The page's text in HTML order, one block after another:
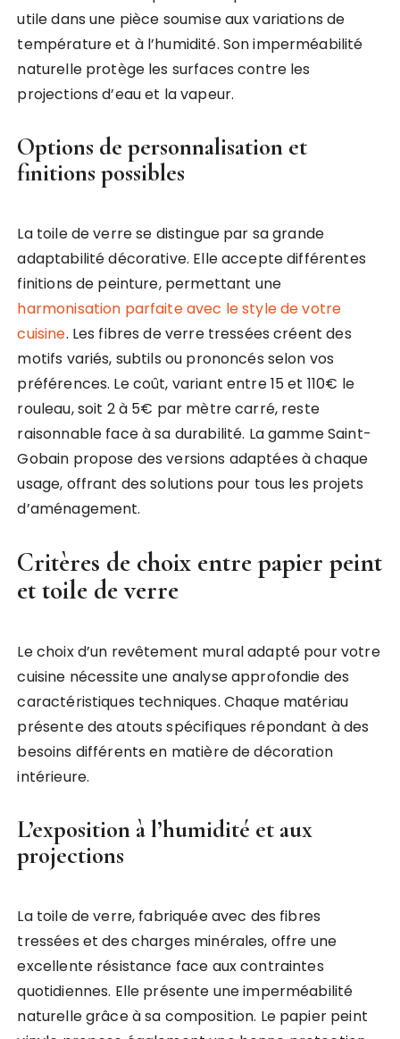
utile dans une pièce soumise aux variations de
température et à l’humidité. Son imperméabilité
naturelle protège les surfaces contre les
projections d’eau et la vapeur.
Options de personnalisation et
finitions possibles
La toile de verre se distingue par sa grande
adaptabilité décorative. Elle accepte différentes
finitions de peinture, permettant une
harmonisation parfaite avec le style de votre
cuisine. Les fibres de verre tressées créent des
motifs variés, subtils ou prononcés selon vos
préférences. Le coût, variant entre 15 et 110€ le
rouleau, soit 2 à 5€ par mètre carré, reste
raisonnable face à sa durabilité. La gamme Saint-
Gobain propose des versions adaptées à chaque
usage, offrant des solutions pour tous les projets
d’aménagement.
Critères de choix entre papier peint
et toile de verre
Le choix d’un revêtement mural adapté pour votre
cuisine nécessite une analyse approfondie des
caractéristiques techniques. Chaque matériau
présente des atouts spécifiques répondant à des
besoins différents en matière de décoration
intérieure.
L’exposition à l’humidité et aux
projections
La toile de verre, fabriquée avec des fibres
tressées et des charges minérales, offre une
excellente résistance face aux contraintes
quotidiennes. Elle présente une imperméabilité
naturelle grâce à sa composition. Le papier peint